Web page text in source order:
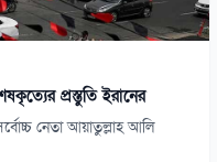
প্রস্তুতি ইরানের
নেতা আয়াতুল্লাহ আলি